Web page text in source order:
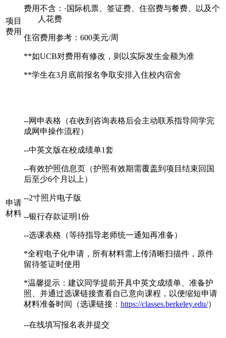
项目
费用
费用不含： ·国际机票、签证费、住宿费与餐费、以及个
人花费
住宿费用参考： 600美元/周
**如UCB对费用有修改，则以实际发生金额为准
**学生在3月底前报名争取安排入住校内宿舍
申请
材料
--网申表格（在收到咨询表格后会主动联系指导同学完
成网申操作流程）
--中英文版在校成绩单1套
--有效护照信息页（护照有效期需覆盖到项目结束回国
后至少6个月以上）
--2寸照片电子版
--银行存款证明1份
--选课表格（等待指导老师统一通知再准备）
*全程电子化申请，所有材料需上传清晰扫描件，原件
留待签证时使用
*温馨提示：建议同学提前开具中英文成绩单、准备护
照、并通过选课链接查看自己意向课程，以便缩短申请
材料准备时间（选课链接： https://classes.berkeley.edu/）
--在线填写报名表并提交